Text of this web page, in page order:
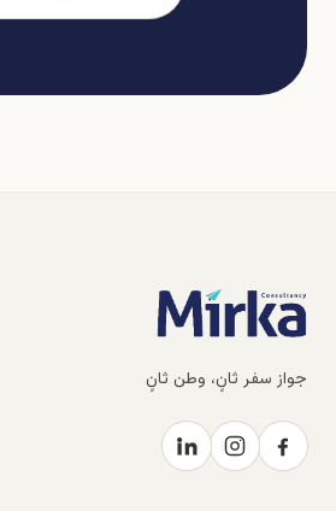
جواز سفر ثانٍ، وطن ثانٍ